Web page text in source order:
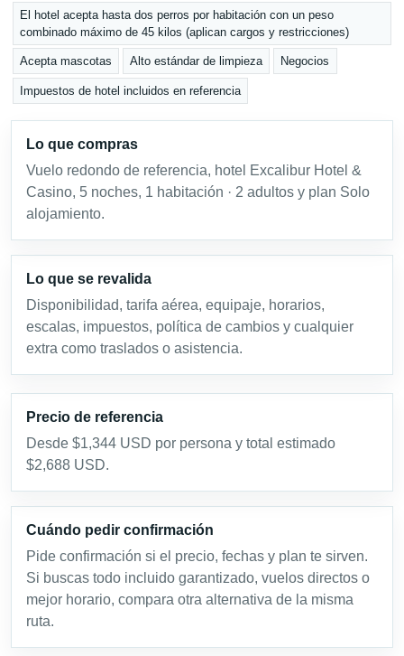
El hotel acepta hasta dos perros por habitación con un peso
combinado máximo de 45 kilos (aplican cargos y restricciones)
Acepta mascotas Alto estándar de limpieza Negocios
Impuestos de hotel incluidos en referencia
Lo que compras
Vuelo redondo de referencia, hotel Excalibur Hotel &
Casino, 5 noches, 1 habitación · 2 adultos y plan Solo
alojamiento.
Lo que se revalida
Disponibilidad, tarifa aérea, equipaje, horarios,
escalas, impuestos, política de cambios y cualquier
extra como traslados o asistencia.
Precio de referencia
Desde $1,344 USD por persona y total estimado
$2,688 USD.
Cuándo pedir confirmación
Pide confirmación si el precio, fechas y plan te sirven.
Si buscas todo incluido garantizado, vuelos directos o
mejor horario, compara otra alternativa de la misma
ruta.